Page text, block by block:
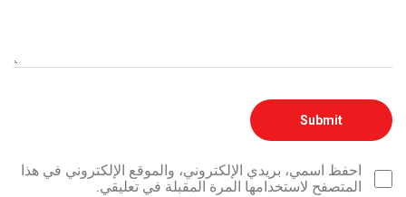
احفظ اسمي، بريدي الإلكتروني، والموقع الإلكتروني في هذا
المتصفح لاستخدامها المرة المقبلة في تعليقي.